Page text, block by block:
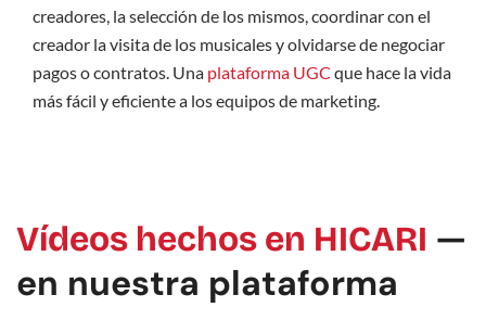
creadores, la selección de los mismos, coordinar con el
creador la visita de los musicales y olvidarse de negociar
pagos o contratos. Una plataforma UGC que hace la vida
más fácil y eficiente a los equipos de marketing.
Vídeos hechos en HICARI —
en nuestra plataforma